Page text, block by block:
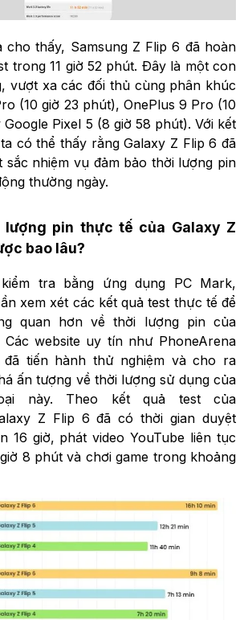
cho thấy, Samsung Z Flip 6 đã hoàn
trong 11 giờ 52 phút. Đây là một con
vượt xa các đối thủ cùng phân khúc
(10 giờ 23 phút), OnePlus 9 Pro (10
Pixel 5 (8 giờ 58 phút). Với kết
có thể thấy rằng Galaxy Z Flip 6 đã
sắc nhiệm vụ đảm bảo thời lượng pin
thường ngày.
pin thực tế của Galaxy Z
bao lâu?
tra bằng ứng dụng PC Mark,
xem xét các kết quả test thực tế để
quan hơn về thời lượng pin của
Các website uy tín như PhoneArena
đã tiến hành thử nghiệm và cho ra
ấn tượng về thời lượng sử dụng của
này. Theo kết quả test của
Z Flip 6 đã có thời gian duyệt
16 giờ, phát video YouTube liên tục
8 phút và chơi game trong khoảng